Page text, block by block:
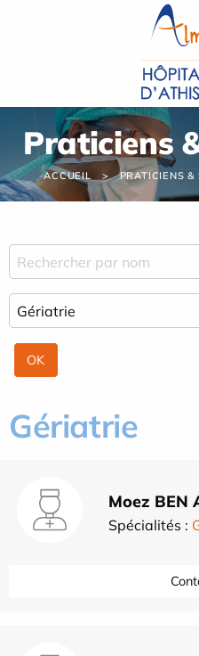
Praticiens
ACCUEIL PRATICIENS &
Gériatrie
Moez BEN
Spécialités :
Panneau de gestion des